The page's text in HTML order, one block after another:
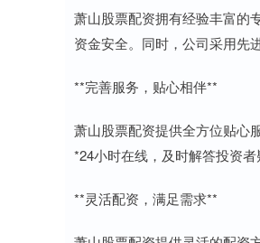
萧山股票配资拥有经验丰富的
资金安全。同时，公司采用先
**完善服务，贴心相伴**
萧山股票配资提供全方位贴心
*24小时在线，及时解答投资
**灵活配资，满足需求**